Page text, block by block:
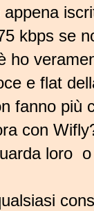
kbps se
ho
e flat
fanno più
con
loro